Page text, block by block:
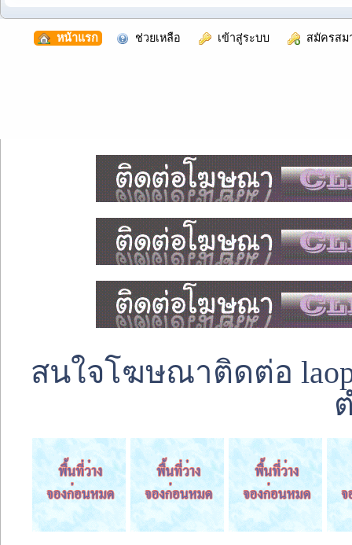
หน้าแรก ช่วยเหลือ เข้าสู่ระบบ สมัครสม
สนใจโฆษณาติดต่อ